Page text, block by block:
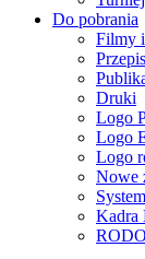
Do pobrania
Filmy
Druki
Logo
Logo
Logo
Nowe
Kadra
RODO